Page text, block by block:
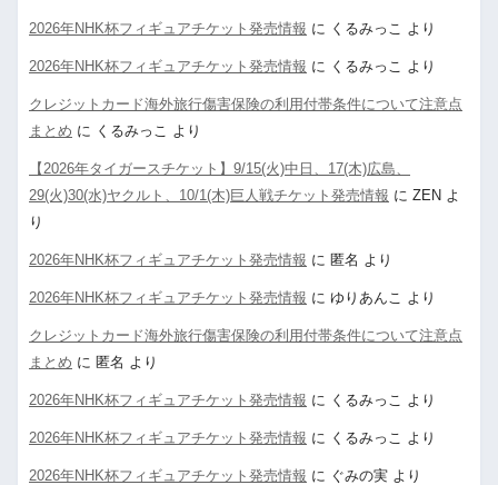
2026年NHK杯フィギュアチケット発売情報 に くるみっこ より
2026年NHK杯フィギュアチケット発売情報 に くるみっこ より
クレジットカード海外旅行傷害保険の利用付帯条件について注意点
まとめ に くるみっこ より
【2026年タイガースチケット】9/15(火)中日、17(木)広島、
29(火)30(水)ヤクルト、10/1(木)巨人戦チケット発売情報 に ZEN よ
り
2026年NHK杯フィギュアチケット発売情報 に 匿名 より
2026年NHK杯フィギュアチケット発売情報 に ゆりあんこ より
クレジットカード海外旅行傷害保険の利用付帯条件について注意点
まとめ に 匿名 より
2026年NHK杯フィギュアチケット発売情報 に くるみっこ より
2026年NHK杯フィギュアチケット発売情報 に くるみっこ より
2026年NHK杯フィギュアチケット発売情報 に ぐみの実 より